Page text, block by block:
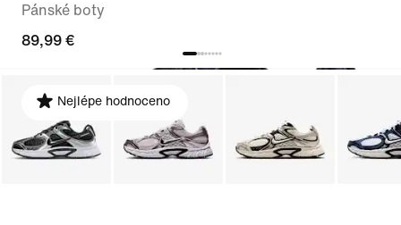
Pánské boty
89,99 €
Nejlépe hodnoceno